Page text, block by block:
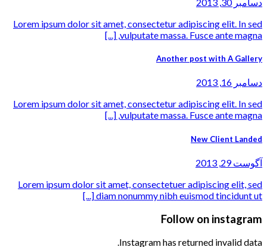
Lorem ipsum dolor sit amet, consectetur adipiscing elit. In sed
vulputate massa. Fusce ante magna, [...]
Another post with A Gallery
دسامبر 16, 2013
Lorem ipsum dolor sit amet, consectetur adipiscing elit. In sed
vulputate massa. Fusce ante magna, [...]
New Client Landed
آگوست 29, 2013
Lorem ipsum dolor sit amet, consectetuer adipiscing elit, sed
diam nonummy nibh euismod tincidunt ut [...]
Follow on instagram
Instagram has returned invalid data.